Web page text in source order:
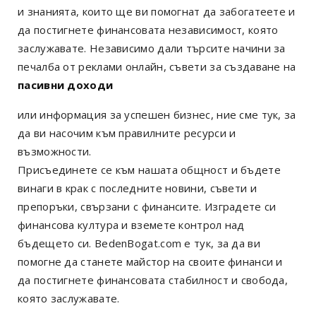
и знанията, които ще ви помогнат да забогатеете и
да постигнете финансовата независимост, която
заслужавате. Независимо дали търсите начини за
печалба от реклами онлайн, съвети за създаване на
пасивни доходи
или информация за успешен бизнес, ние сме тук, за
да ви насочим към правилните ресурси и
възможности.
Присъединете се към нашата общност и бъдете
винаги в крак с последните новини, съвети и
препоръки, свързани с финансите. Изградете си
финансова култура и вземете контрол над
бъдещето си. BedenBogat.com е тук, за да ви
помогне да станете майстор на своите финанси и
да постигнете финансовата стабилност и свобода,
която заслужавате.